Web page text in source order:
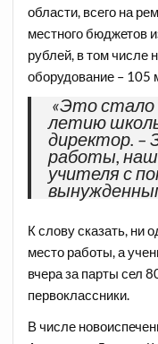
области, всего на
местного бюджетов
рублей, в том числе
оборудование – 105
«Это стало
летию
директор. –
работы,
учителя с
К слову сказать, ни
место работы, а
вчера за парты сел
первоклассники.
В числе